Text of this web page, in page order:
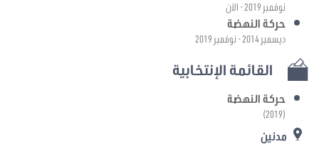
نوفمبر 2019 - الآن
حركة النهضة
ديسمبر 2014 - نوفمبر 2019
القائمة الإنتخابية
حركة النهضة
(2019)
مدنين